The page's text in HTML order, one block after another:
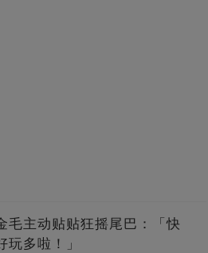
毛主动贴贴狂摇尾巴：「快
多啦！」